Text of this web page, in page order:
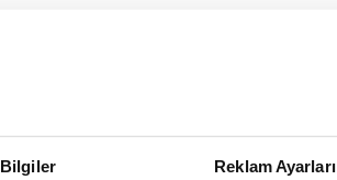
Bilgiler Reklam Ayarları